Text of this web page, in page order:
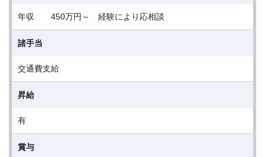
年収 450万円～ 経験により応相談
諸手当
交通費支給
昇給
有
賞与